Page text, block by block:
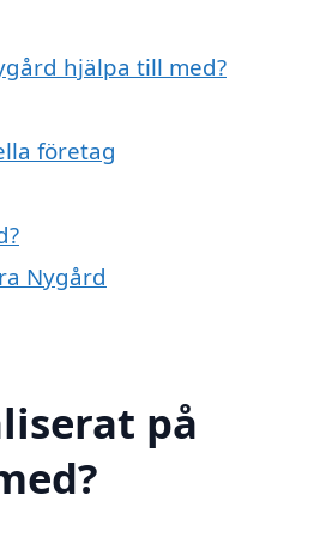
hjälpa till med?
företag
Nygård
på